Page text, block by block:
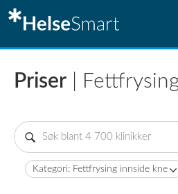
Priser |
Kategori: Fettfrysing innside kne